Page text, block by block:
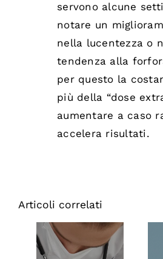
servono alcune
notare un
nella lucentezza o
tendenza alla
per questo la
più della “dose
aumentare a caso
accelera risultati.
Articoli correlati